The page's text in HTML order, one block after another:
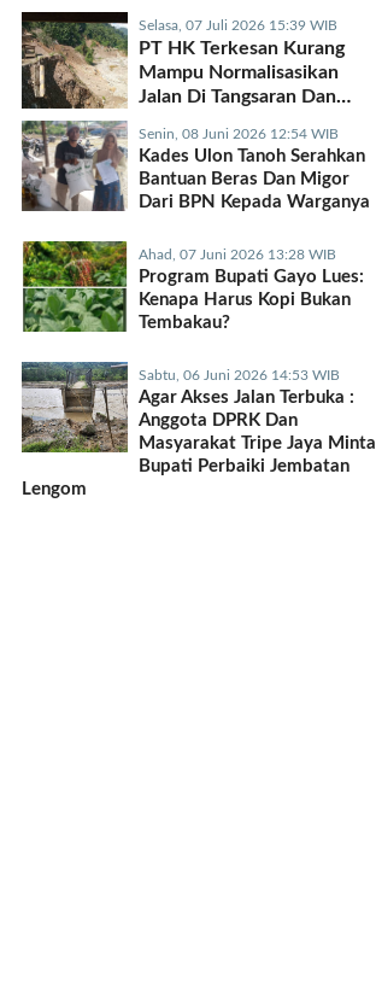
Selasa, 07 Juli 2026 15:39 WIB
PT HK Terkesan Kurang
Mampu Normalisasikan
Jalan Di Tangsaran Dan
Senin, 08 Juni 2026 12:54 WIB
Kades Ulon Tanoh Serahkan
Bantuan Beras Dan Migor
Dari BPN Kepada Warganya
Ahad, 07 Juni 2026 13:28 WIB
Program Bupati Gayo Lues:
Kenapa Harus Kopi Bukan
Tembakau?
Sabtu, 06 Juni 2026 14:53 WIB
Agar Akses Jalan Terbuka :
Anggota DPRK Dan
Masyarakat Tripe Jaya Minta
Bupati Perbaiki Jembatan
Lengom